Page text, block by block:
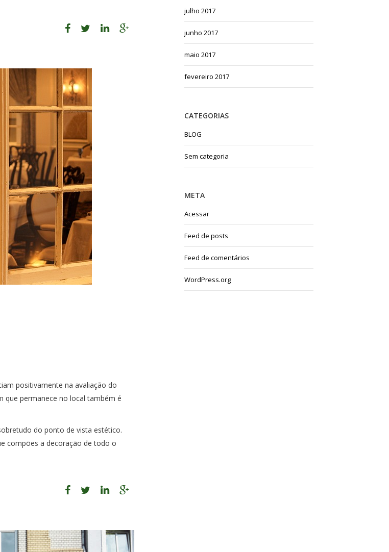
positivamente na avaliação do
que permanece no local também é
do ponto de vista estético.
compões a decoração de todo o
julho 2017
junho 2017
maio 2017
fevereiro 2017
CATEGORIAS
BLOG
Sem categoria
META
Acessar
Feed de posts
Feed de comentários
WordPress.org